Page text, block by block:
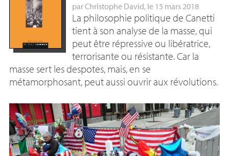
parChristophe David, le 15 mars 2018
La philosophie politique de Canetti
tient à son analyse de la masse, qui
peut être répressive ou libératrice,
terrorisante ou résistante. Car la
masse sert les despotes, mais, en se
métamorphosant, peut aussi ouvrir aux révolutions.